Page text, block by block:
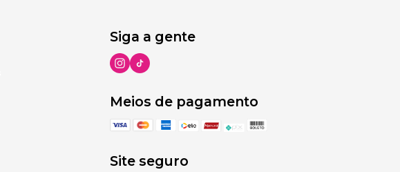
Siga a gente
Meios de pagamento
Site seguro